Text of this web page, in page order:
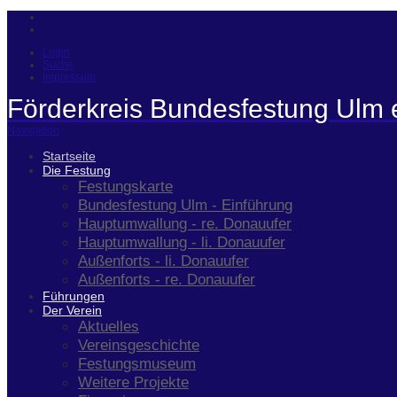
Login
Suche
Impressum
Förderkreis Bundesfestung Ulm
Navigation
Startseite
Die Festung
Festungskarte
Bundesfestung Ulm - Einführung
Hauptumwallung - re. Donauufer
Hauptumwallung - li. Donauufer
Außenforts - li. Donauufer
Außenforts - re. Donauufer
Führungen
Der Verein
Aktuelles
Vereinsgeschichte
Festungsmuseum
Weitere Projekte